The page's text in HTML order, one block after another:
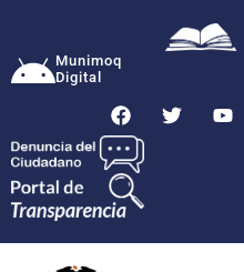
Munimoq
Digital